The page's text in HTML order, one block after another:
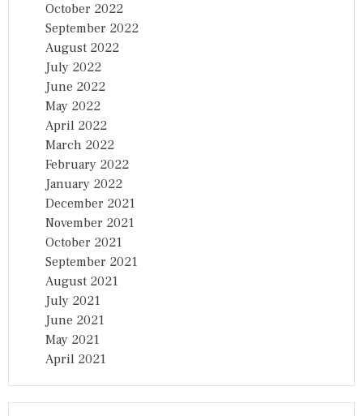
October 2022
September 2022
August 2022
July 2022
June 2022
May 2022
April 2022
March 2022
February 2022
January 2022
December 2021
November 2021
October 2021
September 2021
August 2021
July 2021
June 2021
May 2021
April 2021